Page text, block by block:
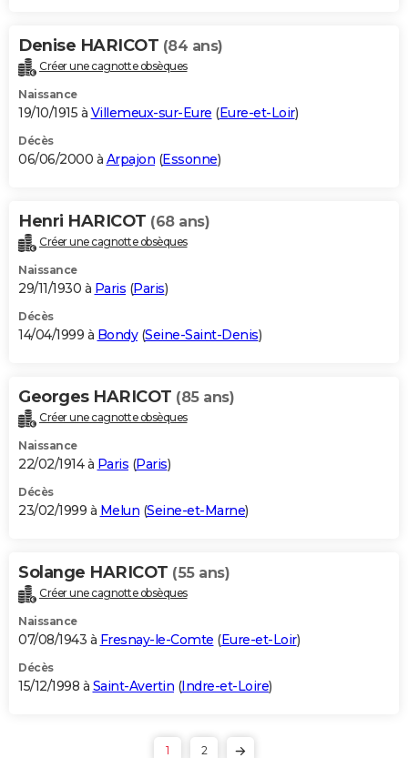
Denise HARICOT (84 ans)
Créer une cagnotte obsèques
Naissance
19/10/1915 à Villemeux-sur-Eure (Eure-et-Loir)
Décès
06/06/2000 à Arpajon (Essonne)
Henri HARICOT (68 ans)
Créer une cagnotte obsèques
Naissance
29/11/1930 à Paris (Paris)
Décès
14/04/1999 à Bondy(Seine-Saint-Denis)
Georges HARICOT (85 ans)
Créer une cagnotte obsèques
Naissance
22/02/1914 à Paris (Paris)
Décès
23/02/1999 à Melun (Seine-et-Marne)
Solange HARICOT (55 ans)
Créer une cagnotte obsèques
Naissance
07/08/1943 à Fresnay-le-Comte (Eure-et-Loir)
Décès
15/12/1998 à Saint-Avertin (Indre-et-Loire)
1 2